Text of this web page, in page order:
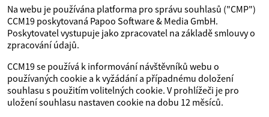
Na webu je používána platforma pro správu souhlasů ("CMP")
CCM19 poskytovaná Papoo Software & Media GmbH.
Poskytovatel vystupuje jako zpracovatel na základě smlouvy o
zpracování údajů.
CCM19 se používá k informování návštěvníků webu o
používaných cookie a k vyžádání a případnému doložení
souhlasu s použitím volitelných cookie. V prohlížeči je pro
uložení souhlasu nastaven cookie na dobu 12 měsíců.